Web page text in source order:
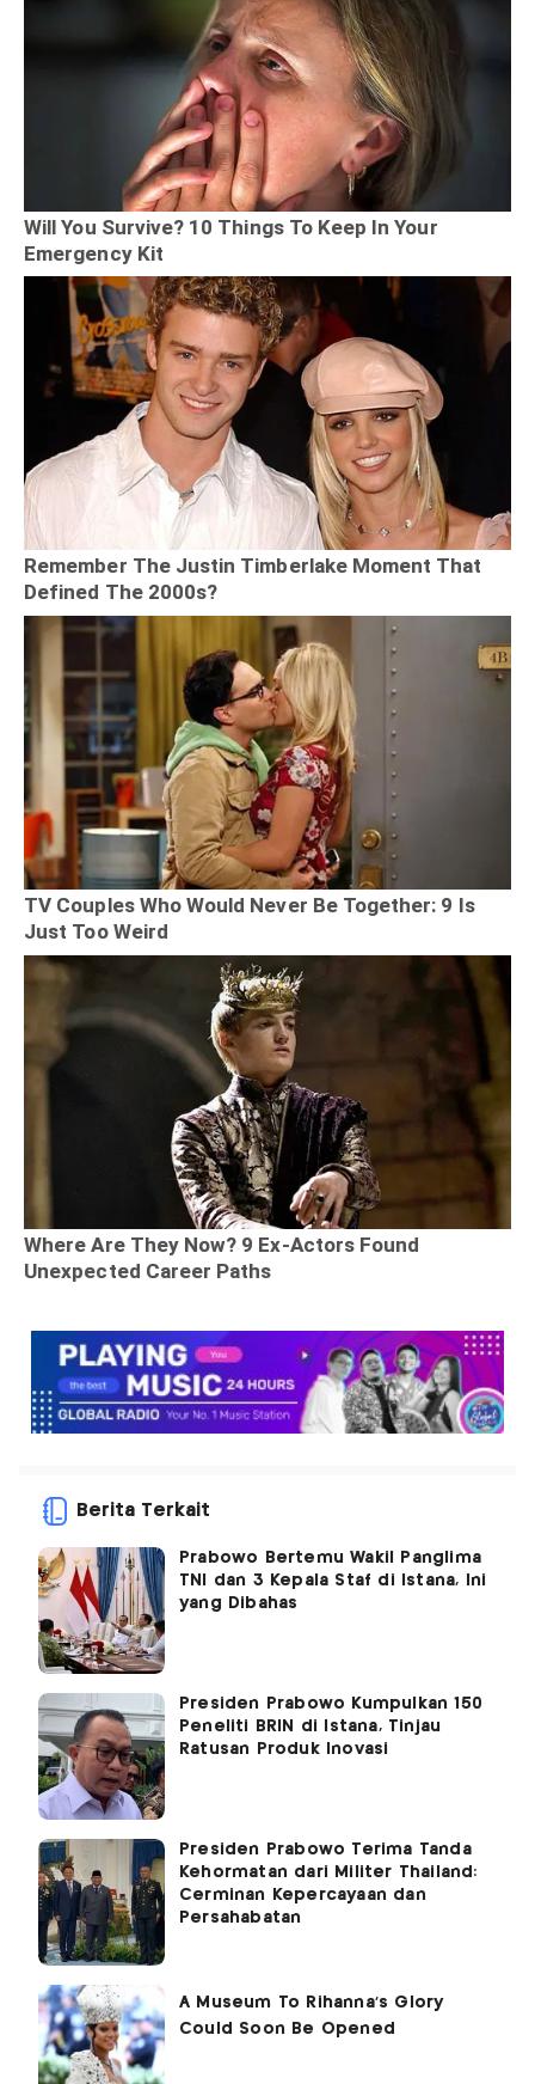
Berita Terkait
Prabowo Bertemu Wakil Panglima
TNI dan 3 Kepala Staf di Istana, Ini
yang Dibahas
Presiden Prabowo Kumpulkan 150
Peneliti BRIN di Istana, Tinjau
Ratusan Produk Inovasi
Presiden Prabowo Terima Tanda
Kehormatan dari Militer Thailand:
Cerminan Kepercayaan dan
Persahabatan